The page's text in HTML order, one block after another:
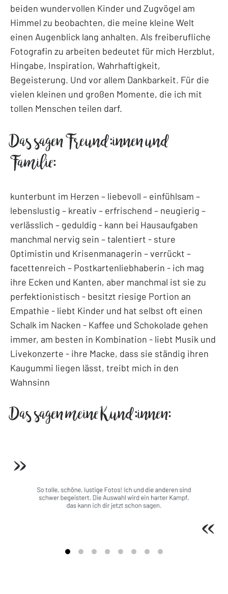
beiden wundervollen Kinder und Zugvögel am
Himmel zu beobachten, die meine kleine Welt
einen Augenblick lang anhalten. Als freiberufliche
Fotografin zu arbeiten bedeutet für mich Herzblut,
Hingabe, Inspiration, Wahrhaftigkeit,
Begeisterung. Und vor allem Dankbarkeit. Für die
vielen kleinen und großen Momente, die ich mit
tollen Menschen teilen darf.
Das sagen Freund:innen und
Familie:
kunterbunt im Herzen – liebevoll – einfühlsam –
lebenslustig – kreativ – erfrischend – neugierig –
verlässlich – geduldig - kann bei Hausaufgaben
manchmal nervig sein – talentiert - sture
Optimistin und Krisenmanagerin – verrückt –
facettenreich – Postkartenliebhaberin - ich mag
ihre Ecken und Kanten, aber manchmal ist sie zu
perfektionistisch - besitzt riesige Portion an
Empathie - liebt Kinder und hat selbst oft einen
Schalk im Nacken - Kaffee und Schokolade gehen
immer, am besten in Kombination - liebt Musik und
Livekonzerte - ihre Macke, dass sie ständig ihren
Kaugummi liegen lässt, treibt mich in den
Wahnsinn
Das sagen meine Kund:innen: